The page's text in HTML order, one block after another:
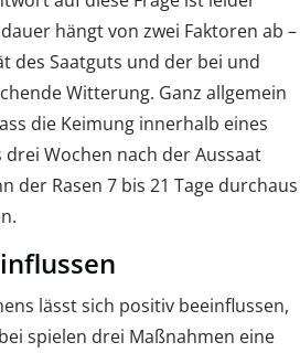
hängt von zwei Faktoren ab –
des Saatguts und der bei und
Witterung. Ganz allgemein
die Keimung innerhalb eines
Wochen nach der Aussaat
der Rasen 7 bis 21 Tage durchaus
lässt sich positiv beeinflussen,
spielen drei Maßnahmen eine